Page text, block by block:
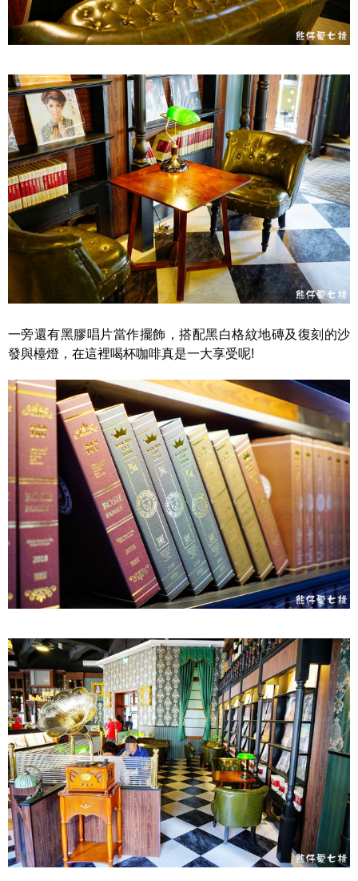
一旁還有黑膠唱片當作擺飾，搭配黑白格紋地磚及復刻的沙
發與檯燈，在這裡喝杯咖啡真是一大享受呢!